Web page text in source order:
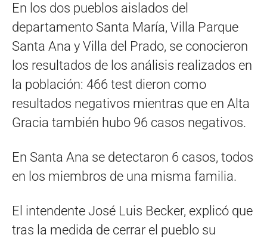
En los dos pueblos aislados del
departamento Santa María, Villa Parque
Santa Ana y Villa del Prado, se conocieron
los resultados de los análisis realizados en
la población: 466 test dieron como
resultados negativos mientras que en Alta
Gracia también hubo 96 casos negativos.
En Santa Ana se detectaron 6 casos, todos
en los miembros de una misma familia.
El intendente José Luis Becker, explicó que
tras la medida de cerrar el pueblo su